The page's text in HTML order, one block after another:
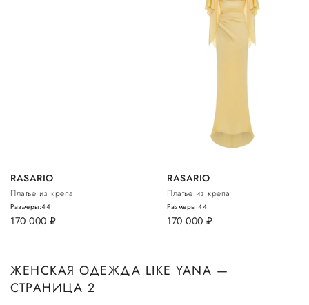
RASARIO
Платье из крепа
170 000 руб.
Размеры:44
RASARIO
Платье из крепа
170 000 руб.
Размеры:44
ЖЕНСКАЯ ОДЕЖДА LIKE YANA —
СТРАНИЦА 2